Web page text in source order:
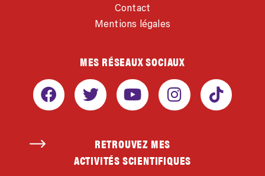
Contact
Mentions légales
MES RÉSEAUX SOCIAUX
RETROUVEZ MES
ACTIVITÉS SCIENTIFIQUES